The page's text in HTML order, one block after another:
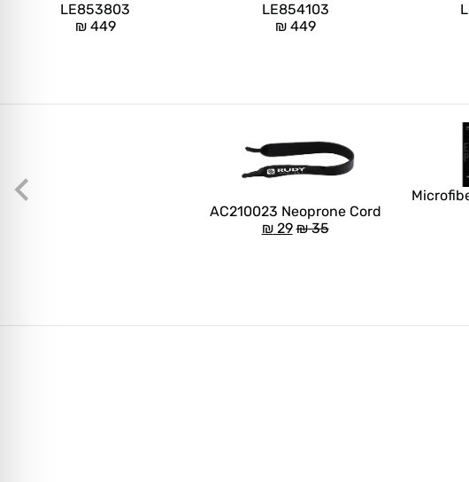
LE854103
₪449
LE853803
₪449
AC210023 Neoprone Cord
₪35
₪29